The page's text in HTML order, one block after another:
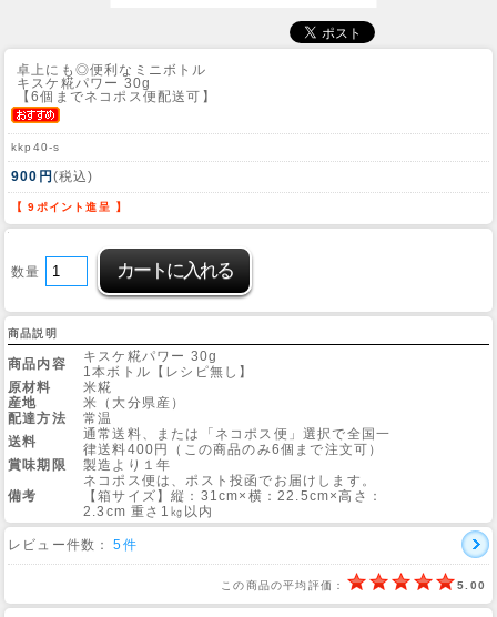
Site
卓上にも◎便利なミニボトル
キスケ糀パワー 30g
【6個までネコポス便配送可】
kkp40-s
900円 (税込)
【 9ポイント進呈 】
数量
商品説明
商品内容
キスケ糀パワー 30g
1本ボトル【レシピ無し】
原材料
米糀
産地
米（大分県産）
配達方法
常温
送料
通常送料、または「ネコポス便」選択で全国一
律送料400円（この商品のみ6個まで注文可）
賞味期限
製造より１年
備考
ネコポス便は、ポスト投函でお届けします。
【箱サイズ】縦：31cm×横：22.5cm×高さ：
2.3cm 重さ1㎏以内
レビュー件数： 5件
この商品の平均評価： 5.00